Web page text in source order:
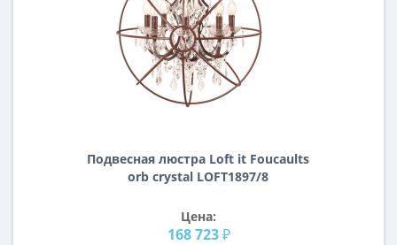
Подвесная люстра Loft it Foucaults
orb crystal LOFT1897/8
Цена:
168 723 ₽